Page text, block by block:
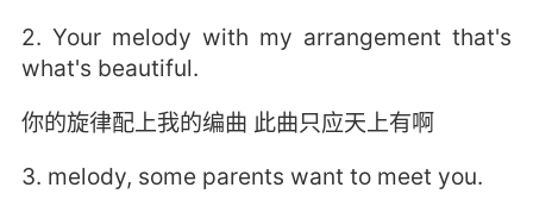
2. Your melody with my arrangement that's
what's beautiful.
你的旋律配上我的编曲 此曲只应天上有啊
3. melody, some parents want to meet you.